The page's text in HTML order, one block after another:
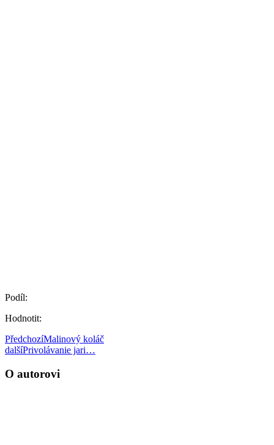
Podíl:
Hodnotit:
PředchozíMalinový koláč
dalšíPrivolávanie jari…
O autorovi